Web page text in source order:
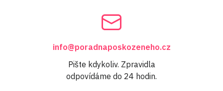
info@poradnaposkozeneho.cz
Pište kdykoliv. Zpravidla
odpovídáme do 24 hodin.